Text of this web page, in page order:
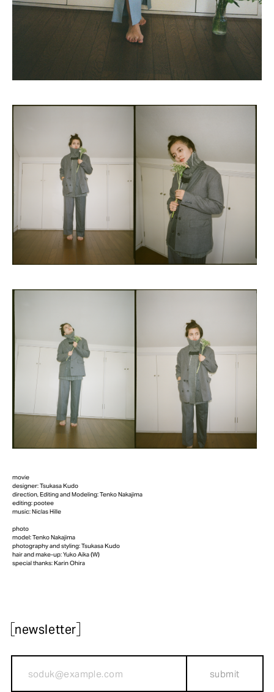
movie
designer: Tsukasa Kudo
direction, Editing and Modeling: Tenko Nakajima
editing: pootee
music: Niclas Hille
photo
model: Tenko Nakajima
photography and styling: Tsukasa Kudo
hair and make-up: Yuko Aika (W)
special thanks: Karin Ohira
newsletter
submit